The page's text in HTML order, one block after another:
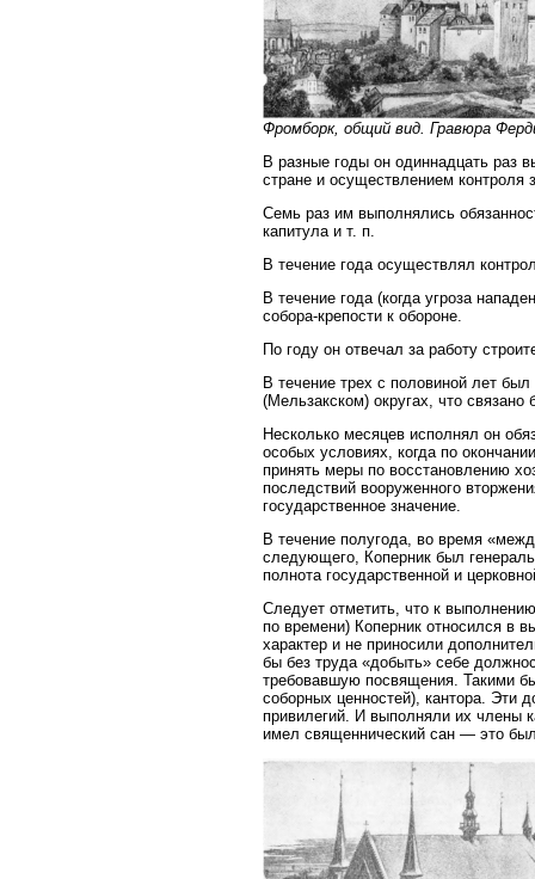
Фромборк, общий вид. Гравюра
В разные годы он одиннадцать раз
стране и осуществлением контроля
Семь раз им выполнялись
капитула и т. п.
В течение года осуществлял
В течение года (когда угроза
собора-крепости к обороне.
По году он отвечал за работу
В течение трех с половиной лет
(Мельзакском) округах, что
Несколько месяцев исполнял он
особых условиях, когда по
принять меры по восстановлению
последствий вооруженного
государственное значение.
В течение полугода, во время
следующего, Коперник был
полнота государственной и
Следует отметить, что к
по времени) Коперник относился в
характер и не приносили
бы без труда «добыть» себе
требовавшую посвящения. Такими
соборных ценностей), кантора. Эти
привилегий. И выполняли их члены
имел священнический сан — это